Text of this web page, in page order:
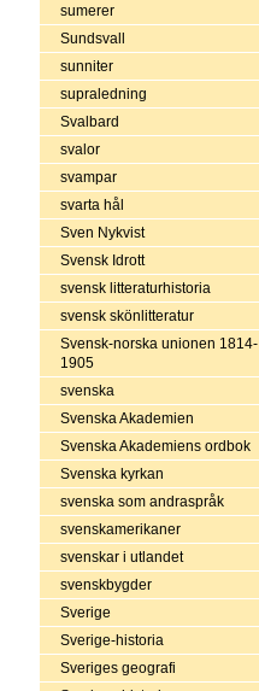
sumerer
Sundsvall
sunniter
supraledning
Svalbard
svalor
svampar
svarta hål
Sven Nykvist
Svensk Idrott
svensk litteraturhistoria
svensk skönlitteratur
Svensk-norska unionen 1814-
1905
svenska
Svenska Akademien
Svenska Akademiens ordbok
Svenska kyrkan
svenska som andraspråk
svenskamerikaner
svenskar i utlandet
svenskbygder
Sverige
Sverige-historia
Sveriges geografi